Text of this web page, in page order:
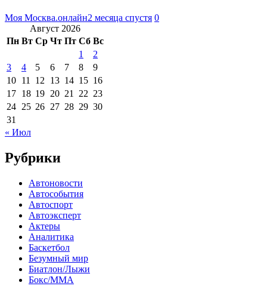
Моя Москва.онлайн2 месяца спустя 0
Август 2026
Пн Вт Ср Чт Пт Сб Вс
1
2
3
4 5 6 7 8
9
10 11 12 13 14 15 16
17 18 19 20 21 22 23
24 25 26 27 28 29 30
31
« Июл
Рубрики
Автоновости
Автособытия
Автоспорт
Автоэксперт
Актеры
Аналитика
Баскетбол
Безумный мир
Биатлон/Лыжи
Бокс/MMA